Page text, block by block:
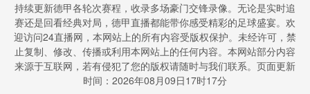
持续更新德甲各轮次赛程，收录多场豪门交锋录像。无论是实时追
赛还是回看经典对局，德甲直播都能带你感受精彩的足球盛宴。欢
迎访问24直播网，本网站上的所有内容受版权保护。未经许可，禁
止复制、修改、传播或利用本网站上的任何内容。本网站部分内容
来源于互联网，若有侵犯了您的版权请随时与我们联系。页面更新
时间：2026年08月09日17时17分